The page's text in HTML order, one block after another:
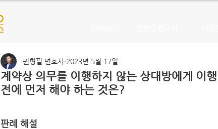
계약상 의무를 이행하지 않는 상대방에게 이
전에 먼저 해야 하는 것은?
권형필 변호사 2023년 5월 17일
판례 해설